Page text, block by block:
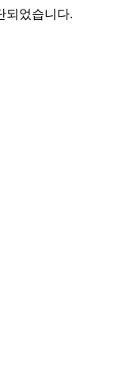
되었습니다.